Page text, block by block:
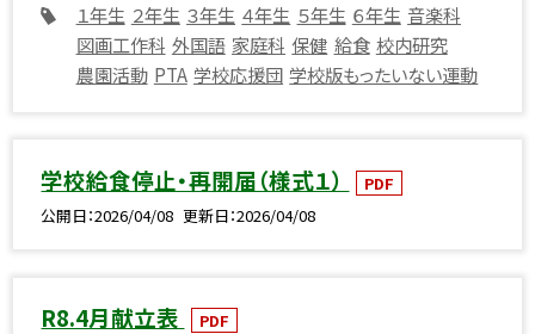
１年生 ２年生 ３年生 ４年生 ５年生 ６年生 音楽科
図画工作科 外国語 家庭科 保健 給食 校内研究
農園活動 PTA 学校応援団 学校版もったいない運動
学校給食停止・再開届（様式１）
PDF
公開日 2026/04/08 更新日 2026/04/08
R8.4月献立表
PDF